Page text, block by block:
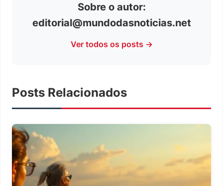
Sobre o autor:
editorial@mundodasnoticias.net
Ver todos os posts →
Posts Relacionados